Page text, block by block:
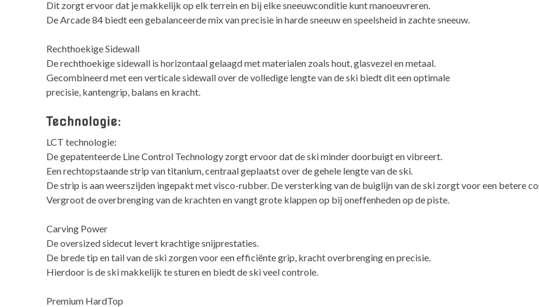
Dit zorgt ervoor dat je makkelijk op elk terrein en bij elke sneeuwconditie kunt manoeuvreren.
De Arcade 84 biedt een gebalanceerde mix van precisie in harde sneeuw en speelsheid in zachte sneeuw.
Rechthoekige Sidewall
De rechthoekige sidewall is horizontaal gelaagd met materialen zoals hout, glasvezel en metaal.
Gecombineerd met een verticale sidewall over de volledige lengte van de ski biedt dit een optimale
precisie, kantengrip, balans en kracht.
Technologie:
LCT technologie:
De gepatenteerde Line Control Technology zorgt ervoor dat de ski minder doorbuigt en vibreert.
Een rechtopstaande strip van titanium, centraal geplaatst over de gehele lengte van de ski.
De strip is aan weerszijden ingepakt met visco-rubber. De versterking van de buiglijn van de ski zorgt voor een betere
Vergroot de overbrenging van de krachten en vangt grote klappen op bij oneffenheden op de piste.
Carving Power
De oversized sidecut levert krachtige snijprestaties.
De brede tip en tail van de ski zorgen voor een efficiënte grip, kracht overbrenging en precisie.
Hierdoor is de ski makkelijk te sturen en biedt de ski veel controle.
Premium HardTop